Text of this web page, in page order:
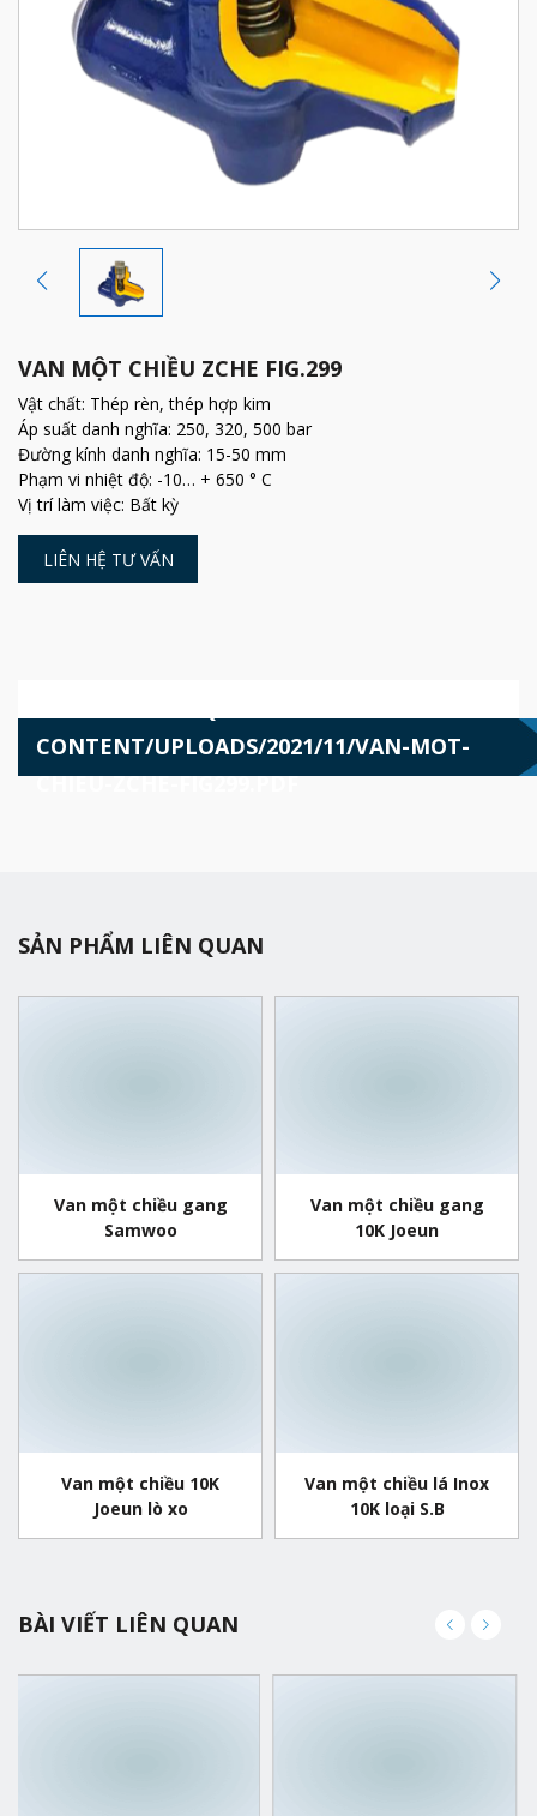
VAN MỘT CHIỀU ZCHE FIG.299
Vật chất: Thép rèn, thép hợp kim
Áp suất danh nghĩa: 250, 320, 500 bar
Đường kính danh nghĩa: 15-50 mm
Phạm vi nhiệt độ: -10… + 650 ° C
Vị trí làm việc: Bất kỳ
LIÊN HỆ TƯ VẤN
CONTENT/UPLOADS/2021/11/VAN-MOT-
CHIEU-ZCHE-FIG299.PDF
SẢN PHẨM LIÊN QUAN
Van một chiều gang
Samwoo
Van một chiều gang
10K Joeun
Van một chiều 10K
Joeun lò xo
Van một chiều lá Inox
10K loại S.B
BÀI VIẾT LIÊN QUAN